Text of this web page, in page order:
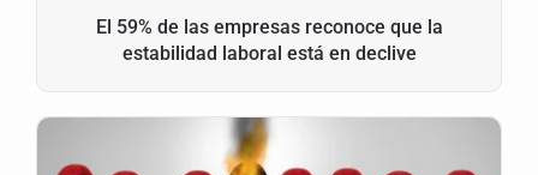
El 59% de las empresas reconoce que la
estabilidad laboral está en declive